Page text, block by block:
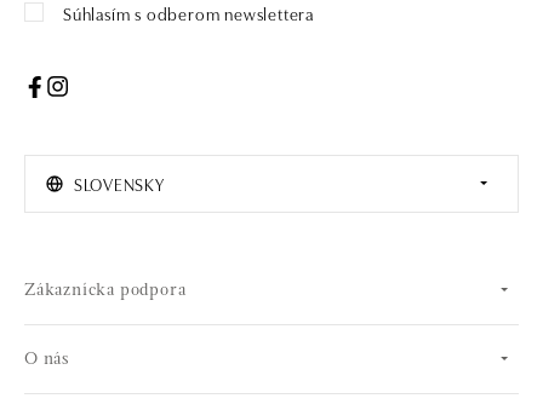
Súhlasím s odberom newslettera
SLOVENSKY
Zákaznícka podpora
O nás